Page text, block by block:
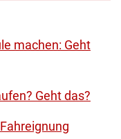
machen: Geht
Geht das?